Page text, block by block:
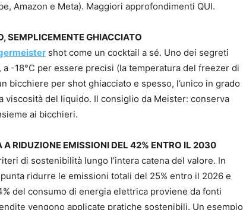
Amazon e Meta). Maggiori approfondimenti QUI.
SEMPLICEMENTE GHIACCIATO
shot come un cocktail a sé. Uno dei segreti
-18°C per essere precisi (la temperatura del freezer di
bicchiere per shot ghiacciato e spesso, l’unico in grado
viscosità del liquido. Il consiglio da Meister: conserva
ai bicchieri.
RIDUZIONE EMISSIONI DEL 42% ENTRO IL 2030
di sostenibilità lungo l’intera catena del valore. In
punta ridurre le emissioni totali del 25% entro il 2026 e
del consumo di energia elettrica proviene da fonti
vengono applicate pratiche sostenibili. Un esempio